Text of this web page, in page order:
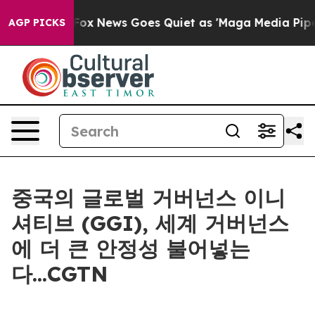
AGP PICKS
Exist Fox News Goes Quiet as 'Maga Media
중국의 글로벌 거버넌스 이니
셔티브 (GGI), 세계 거버넌스
에 더 큰 안정성 불어넣는
다...CGTN